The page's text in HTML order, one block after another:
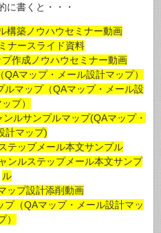
に書くと・・・
構築ノウハウセミナー動画
ナースライド資料
作成ノウハウセミナー動画
マップ・メール設計マップ）
ルマップ（QAマップ・メール設
プ）
ルサンプルマップ(QAマップ・
計マップ)
テップメール本文サンプル
ンルステップメール本文サンプ
ル
ップ設計添削動画
プ（QAマップ・メール設計マッ
）